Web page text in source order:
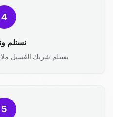
4
نستلم
يستلم شريك الغسيل
5